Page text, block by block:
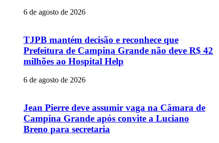
6 de agosto de 2026
TJPB mantém decisão e reconhece que
Prefeitura de Campina Grande não deve R$ 42
milhões ao Hospital Help
6 de agosto de 2026
Jean Pierre deve assumir vaga na Câmara de
Campina Grande após convite a Luciano
Breno para secretaria